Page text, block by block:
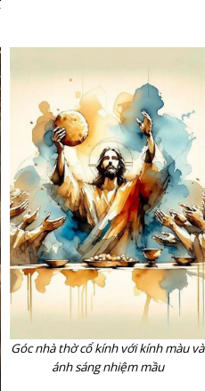
Góc nhà thờ cổ kính với kính màu và
ánh sáng nhiệm mầu